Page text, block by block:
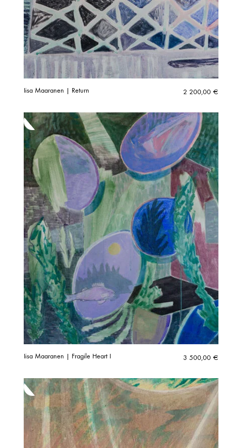
Iisa Maaranen | Return 2 200,00 €
Iisa Maaranen | Fragile Heart I 3 500,00 €